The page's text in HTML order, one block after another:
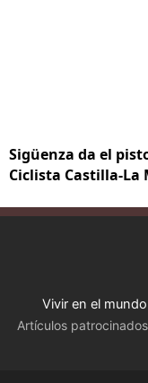
Sigüenza da el
Ciclista Castilla-La
Vivir en el
Artículos patrocinados